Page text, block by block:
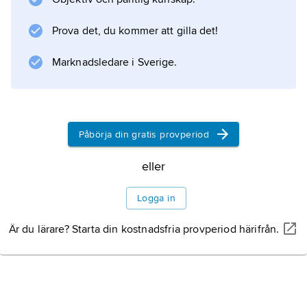
Suger själv, vilket ger värdefulla upplysningar
om byggandets organisation och finansiering
samt om kyrkobyggnadens symbolik.
Information om artikeln
Prova det, du kommer att gilla det!
Marknadsledare i Sverige.
Påbörja din gratis provperiod
eller
Logga in
Är du lärare? Starta din kostnadsfria provperiod härifrån.